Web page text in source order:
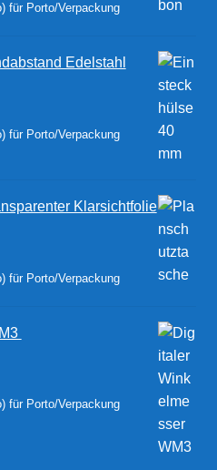
für Porto/Verpackung
Edelstahl
für Porto/Verpackung
Klarsichtfolie
für Porto/Verpackung
für Porto/Verpackung